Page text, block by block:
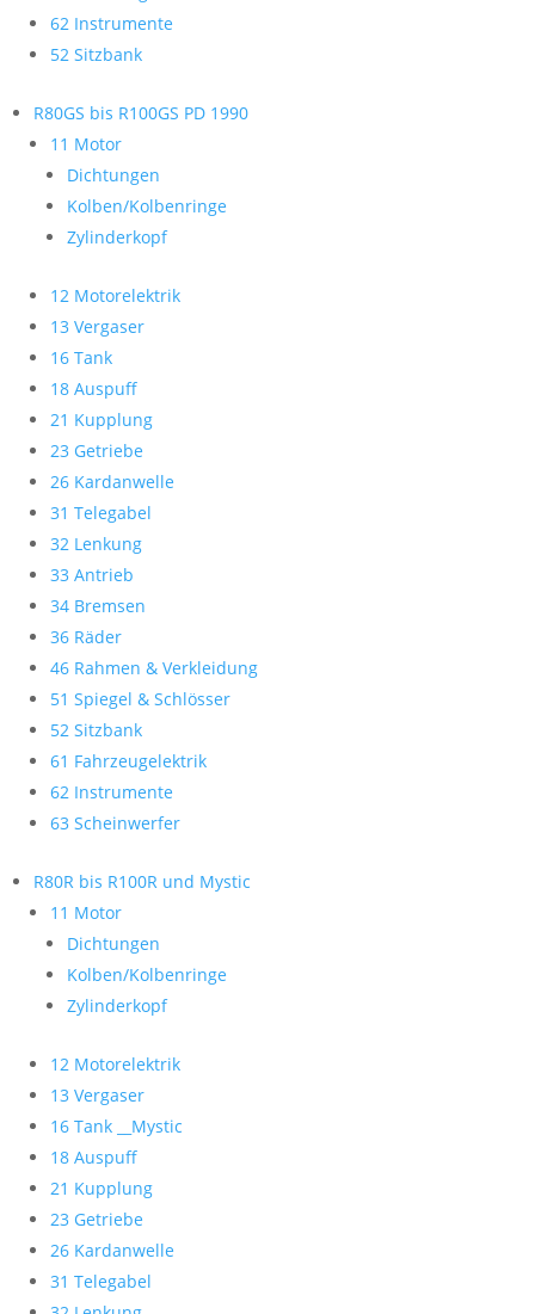
62 Instrumente
52 Sitzbank
R80GS bis R100GS PD 1990
11 Motor
Dichtungen
Kolben/Kolbenringe
Zylinderkopf
12 Motorelektrik
13 Vergaser
16 Tank
18 Auspuff
21 Kupplung
23 Getriebe
26 Kardanwelle
31 Telegabel
32 Lenkung
33 Antrieb
34 Bremsen
36 Räder
46 Rahmen & Verkleidung
51 Spiegel & Schlösser
52 Sitzbank
61 Fahrzeugelektrik
62 Instrumente
63 Scheinwerfer
R80R bis R100R und Mystic
11 Motor
Dichtungen
Kolben/Kolbenringe
Zylinderkopf
12 Motorelektrik
13 Vergaser
16 Tank __Mystic
18 Auspuff
21 Kupplung
23 Getriebe
26 Kardanwelle
31 Telegabel